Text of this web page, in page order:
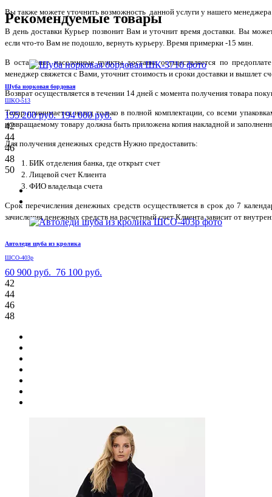
Вы также можете уточнить возможность данной услуги у нашего
В день доставки Курьер позвонит Вам и уточнит время доставки. Вы
если что-то Вам не подошло, вернуть курьеру. Время примерки -15 мин.
В остальные населенные пункты доставка осуществляется по
менеджер свяжется с Вами, уточнит стоимость и сроки доставки и вышлет
Возврат осуществляется в течении 14 дней с момента получения товара
Товар принимается назад только в полной комплектации, со всеми
возвращаемому товару должна быть приложена копия накладной и
Для получения денежных средств Нужно предоставить:
БИК отделения банка, где открыт счет
Лицевой счет Клиента
ФИО владельца счета
Срок перечисления денежных средств осуществляется в срок до 7
зачисления денежных средств на расчетный счет Клиента зависит от
Рекомендуемые товары
Шуба норковая бордовая
ШКО-513
155 200 руб. 194 000 руб.
42
44
46
48
50
Автоледи шуба из кролика
ШСО-403р
60 900 руб. 76 100 руб.
42
44
46
48